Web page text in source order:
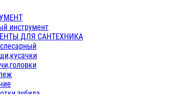
инструмент
ДЛЯ САНТЕХНИКА